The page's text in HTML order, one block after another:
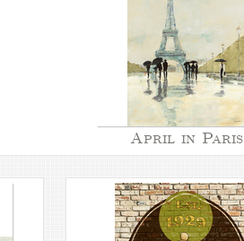
April in Paris